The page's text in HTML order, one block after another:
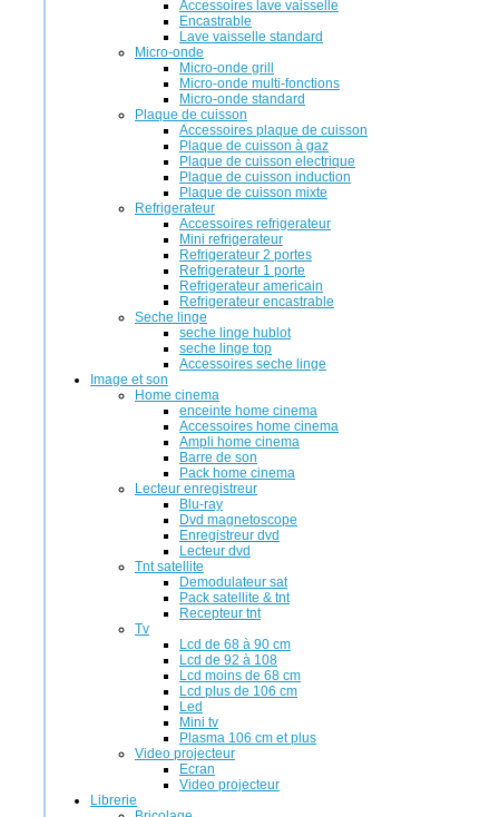
Accessoires lave vaisselle
Encastrable
Lave vaisselle standard
Micro-onde
Micro-onde grill
Micro-onde multi-fonctions
Micro-onde standard
Plaque de cuisson
Accessoires plaque de cuisson
Plaque de cuisson à gaz
Plaque de cuisson electrique
Plaque de cuisson induction
Plaque de cuisson mixte
Refrigerateur
Accessoires refrigerateur
Mini refrigerateur
Refrigerateur 2 portes
Refrigerateur 1 porte
Refrigerateur americain
Refrigerateur encastrable
Seche linge
seche linge hublot
seche linge top
Accessoires seche linge
Image et son
Home cinema
enceinte home cinema
Accessoires home cinema
Ampli home cinema
Barre de son
Pack home cinema
Lecteur enregistreur
Blu-ray
Dvd magnetoscope
Enregistreur dvd
Lecteur dvd
Tnt satellite
Demodulateur sat
Pack satellite & tnt
Recepteur tnt
Tv
Lcd de 68 à 90 cm
Lcd de 92 à 108
Lcd moins de 68 cm
Lcd plus de 106 cm
Led
Mini tv
Plasma 106 cm et plus
Video projecteur
Ecran
Video projecteur
Librerie